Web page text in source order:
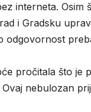
interneta. Osim
i Gradsku
odgovornost
pročitala što je
nebulozan